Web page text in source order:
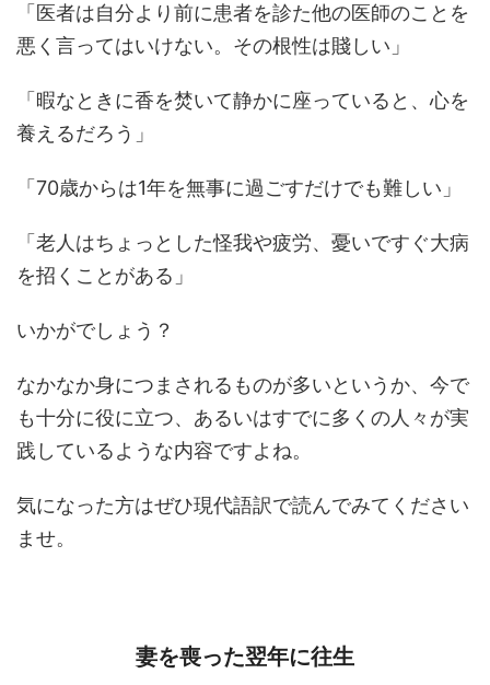
「医者は自分より前に患者を診た他の医師のことを
悪く言ってはいけない。その根性は賤しい」
「暇なときに香を焚いて静かに座っていると、心を
養えるだろう」
「70歳からは1年を無事に過ごすだけでも難しい」
「老人はちょっとした怪我や疲労、憂いですぐ大病
を招くことがある」
いかがでしょう？
なかなか身につまされるものが多いというか、今で
も十分に役に立つ、あるいはすでに多くの人々が実
践しているような内容ですよね。
気になった方はぜひ現代語訳で読んでみてください
ませ。
妻を喪った翌年に往生